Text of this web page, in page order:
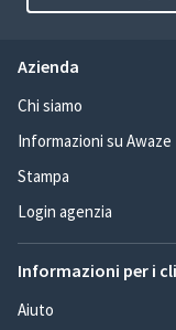
Azienda
Chi siamo
Informazioni su Awaze
Stampa
Login agenzia
Informazioni per i
Aiuto